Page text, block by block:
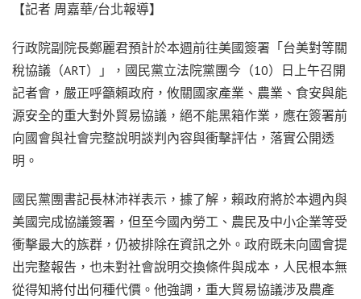
【記者 周嘉華/台北報導】
行政院副院長鄭麗君預計於本週前往美國簽署「台美對等關
稅協議（ART）」，國民黨立法院黨團今（10）日上午召開
記者會，嚴正呼籲賴政府，攸關國家產業、農業、食安與能
源安全的重大對外貿易協議，絕不能黑箱作業，應在簽署前
向國會與社會完整說明談判內容與衝擊評估，落實公開透
明。
國民黨團書記長林沛祥表示，據了解，賴政府將於本週內與
美國完成協議簽署，但至今國內勞工、農民及中小企業等受
衝擊最大的族群，仍被排除在資訊之外。政府既未向國會提
出完整報告，也未對社會說明交換條件與成本，人民根本無
從得知將付出何種代價。他強調，重大貿易協議涉及農產